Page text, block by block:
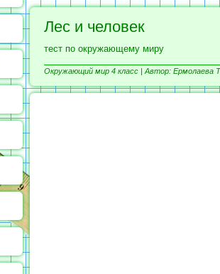
Лес и человек
тест по окружающему миру
Окружающий мир 4 класс | Автор: Ермолаева